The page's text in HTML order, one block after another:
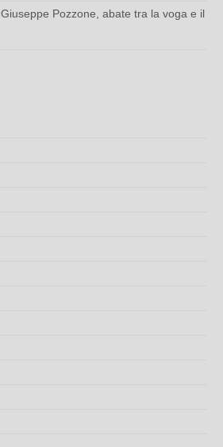
Giuseppe Pozzone, abate tra la voga e il